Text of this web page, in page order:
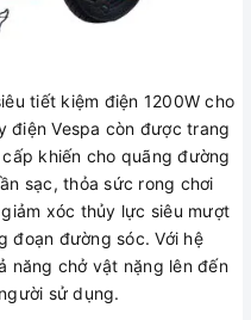
tiết kiệm điện 1200W cho
điện Vespa còn được trang
khiến cho quãng đường
sạc, thỏa sức rong chơi
xóc thủy lực siêu mượt
đoạn đường sóc. Với hệ
năng chở vật nặng lên đến
sử dụng.